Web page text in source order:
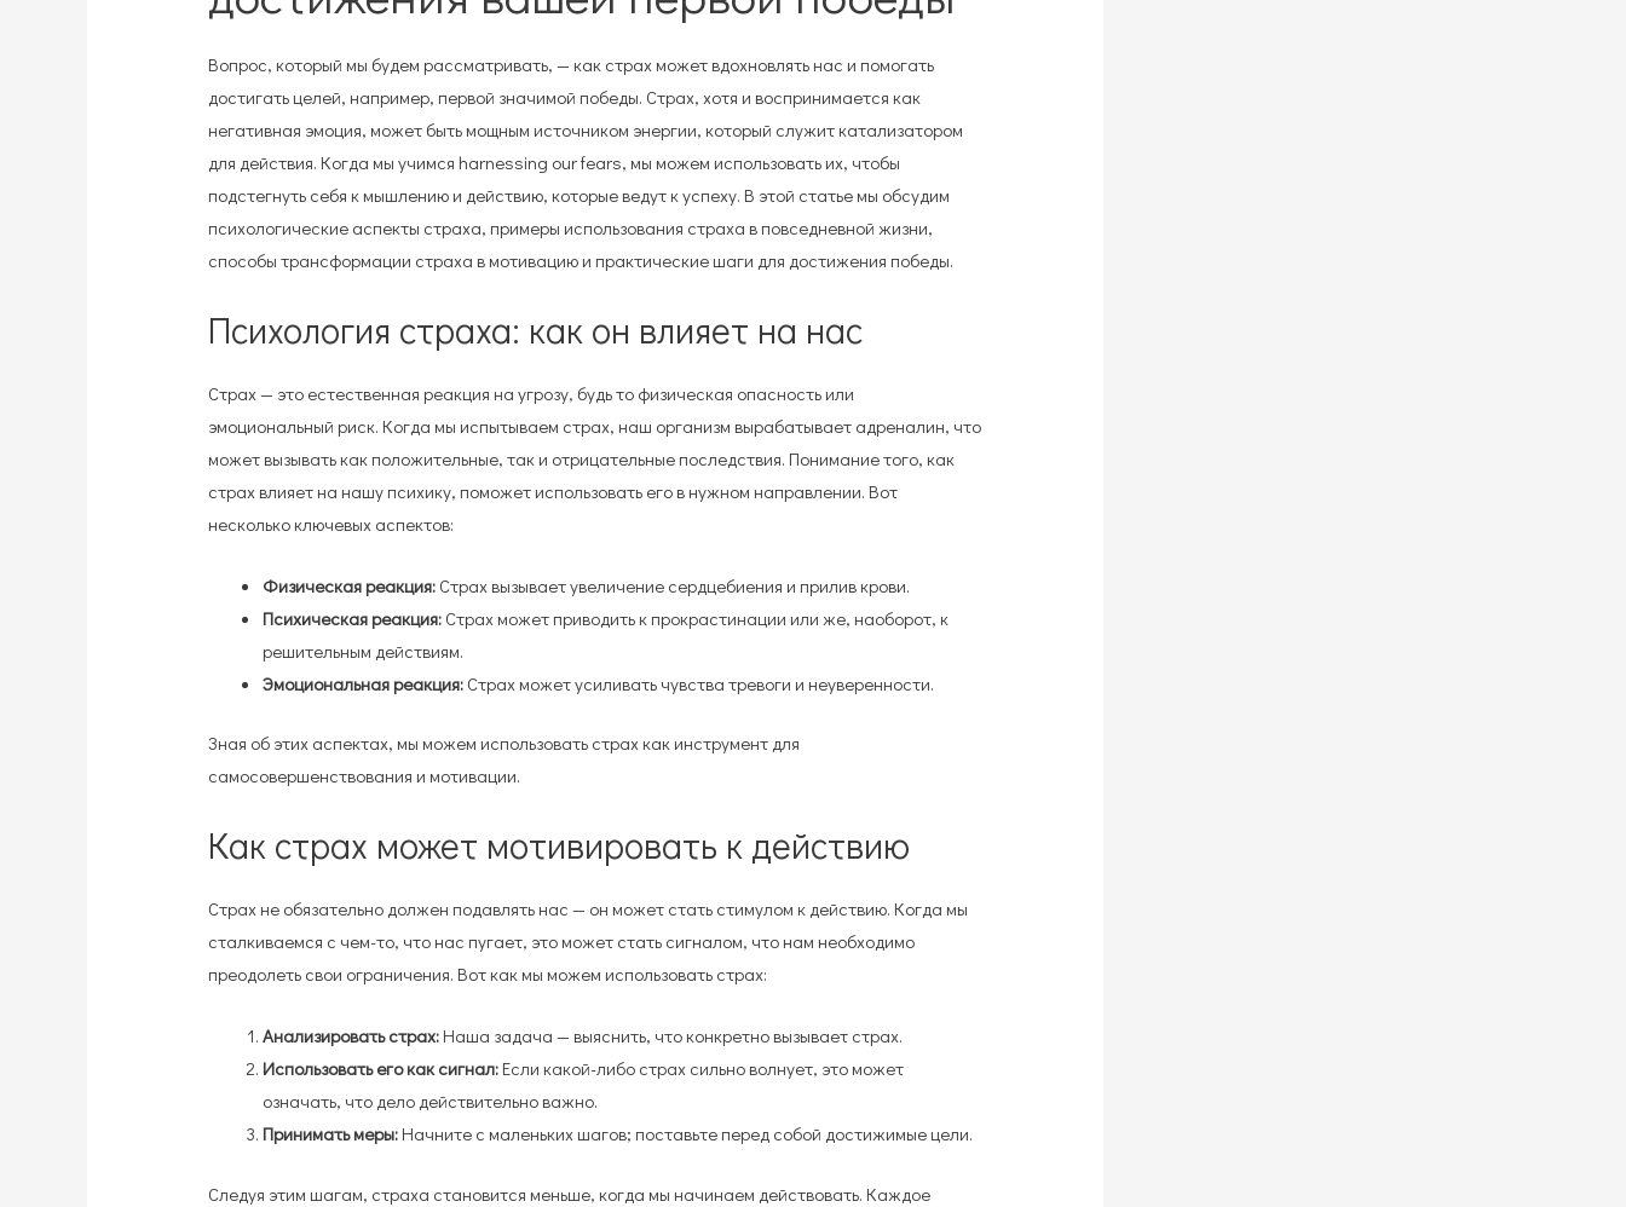
Вопрос, который мы будем рассматривать, — как страх может вдохновлять нас и помогать
достигать целей, например, первой значимой победы. Страх, хотя и воспринимается как
негативная эмоция, может быть мощным источником энергии, который служит катализатором
для действия. Когда мы учимся harnessing our fears, мы можем использовать их, чтобы
подстегнуть себя к мышлению и действию, которые ведут к успеху. В этой статье мы обсудим
психологические аспекты страха, примеры использования страха в повседневной жизни,
способы трансформации страха в мотивацию и практические шаги для достижения победы.
Психология страха: как он влияет на нас
Страх — это естественная реакция на угрозу, будь то физическая опасность или
эмоциональный риск. Когда мы испытываем страх, наш организм вырабатывает адреналин, что
может вызывать как положительные, так и отрицательные последствия. Понимание того, как
страх влияет на нашу психику, поможет использовать его в нужном направлении. Вот
несколько ключевых аспектов:
Физическая реакция: Страх вызывает увеличение сердцебиения и прилив крови.
Психическая реакция: Страх может приводить к прокрастинации или же, наоборот, к
решительным действиям.
Эмоциональная реакция: Страх может усиливать чувства тревоги и неуверенности.
Зная об этих аспектах, мы можем использовать страх как инструмент для
самосовершенствования и мотивации.
Как страх может мотивировать к действию
Страх не обязательно должен подавлять нас — он может стать стимулом к действию. Когда мы
сталкиваемся с чем-то, что нас пугает, это может стать сигналом, что нам необходимо
преодолеть свои ограничения. Вот как мы можем использовать страх:
Анализировать страх: Наша задача — выяснить, что конкретно вызывает страх.
Использовать его как сигнал: Если какой-либо страх сильно волнует, это может
означать, что дело действительно важно.
Принимать меры: Начните с маленьких шагов; поставьте перед собой достижимые цели.
Следуя этим шагам, страха становится меньше, когда мы начинаем действовать. Каждое